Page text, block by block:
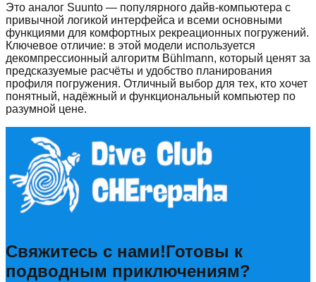
Это аналог Suunto — популярного дайв-компьютера с
привычной логикой интерфейса и всеми основными
функциями для комфортных рекреационных погружений.
Ключевое отличие: в этой модели используется
декомпрессионный алгоритм Bühlmann, который ценят за
предсказуемые расчёты и удобство планирования
профиля погружения. Отличный выбор для тех, кто хочет
понятный, надёжный и функциональный компьютер по
разумной цене.
Свяжитесь с нами!Готовы к
подводным приключениям?